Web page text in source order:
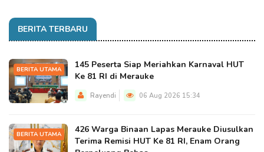
BERITA TERBARU
BERITA UTAMA
145 Peserta Siap Meriahkan Karnaval HUT
Ke 81 RI di Merauke
Rayendi 06 Aug 2026 15:34
BERITA UTAMA
426 Warga Binaan Lapas Merauke Diusulkan
Terima Remisi HUT Ke 81 RI, Enam Orang